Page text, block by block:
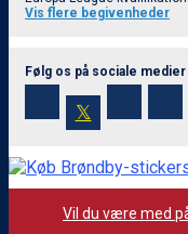
Vis flere begivenheder
Følg os på sociale medier
𝕏
Vil du være med